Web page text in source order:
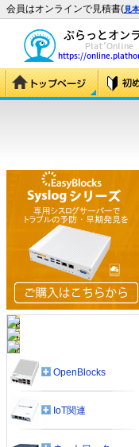
会員はオンラインで見積書(見本
OpenBlocks
IoT関連